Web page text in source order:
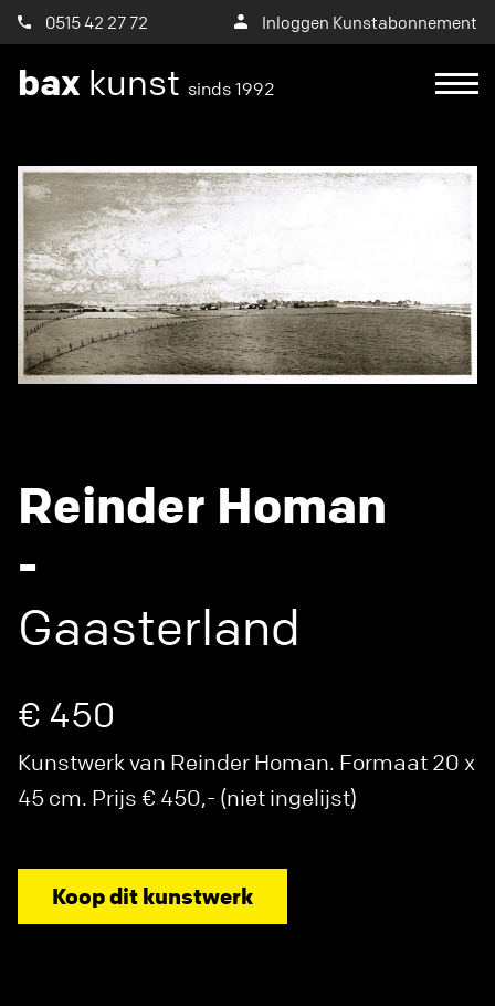
0515 42 27 72 Inloggen Kunstabonnement
bax kunst sinds 1992
Reinder Homan
-
Gaasterland
€ 450
Kunstwerk van Reinder Homan. Formaat 20 x
45 cm. Prijs € 450,- (niet ingelijst)
Koop dit kunstwerk